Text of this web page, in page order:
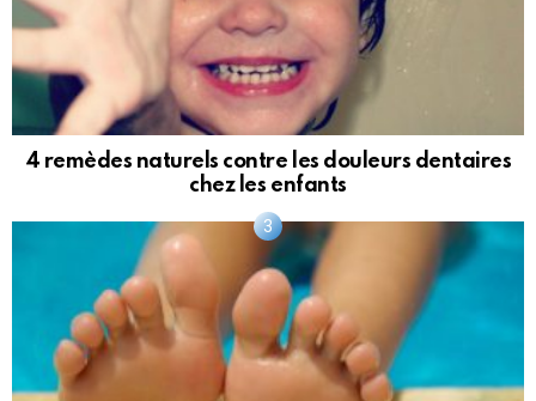
4 remèdes naturels contre les douleurs dentaires
chez les enfants